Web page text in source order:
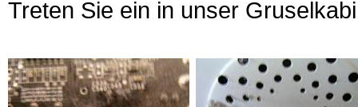
Treten Sie ein in unser